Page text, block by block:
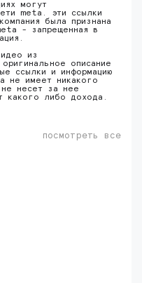
могут
meta. эти ссылки
была признана
- запрещенная в
из
описание
ссылки и информацию
не имеет никакого
несет за нее
какого либо дохода.
посмотреть все